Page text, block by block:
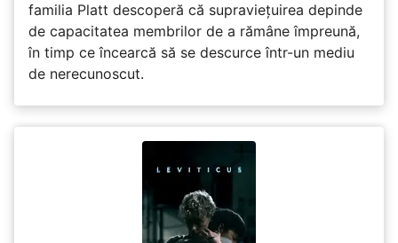
familia Platt descoperă că supraviețuirea depinde
de capacitatea membrilor de a rămâne împreună,
în timp ce încearcă să se descurce într-un mediu
de nerecunoscut.